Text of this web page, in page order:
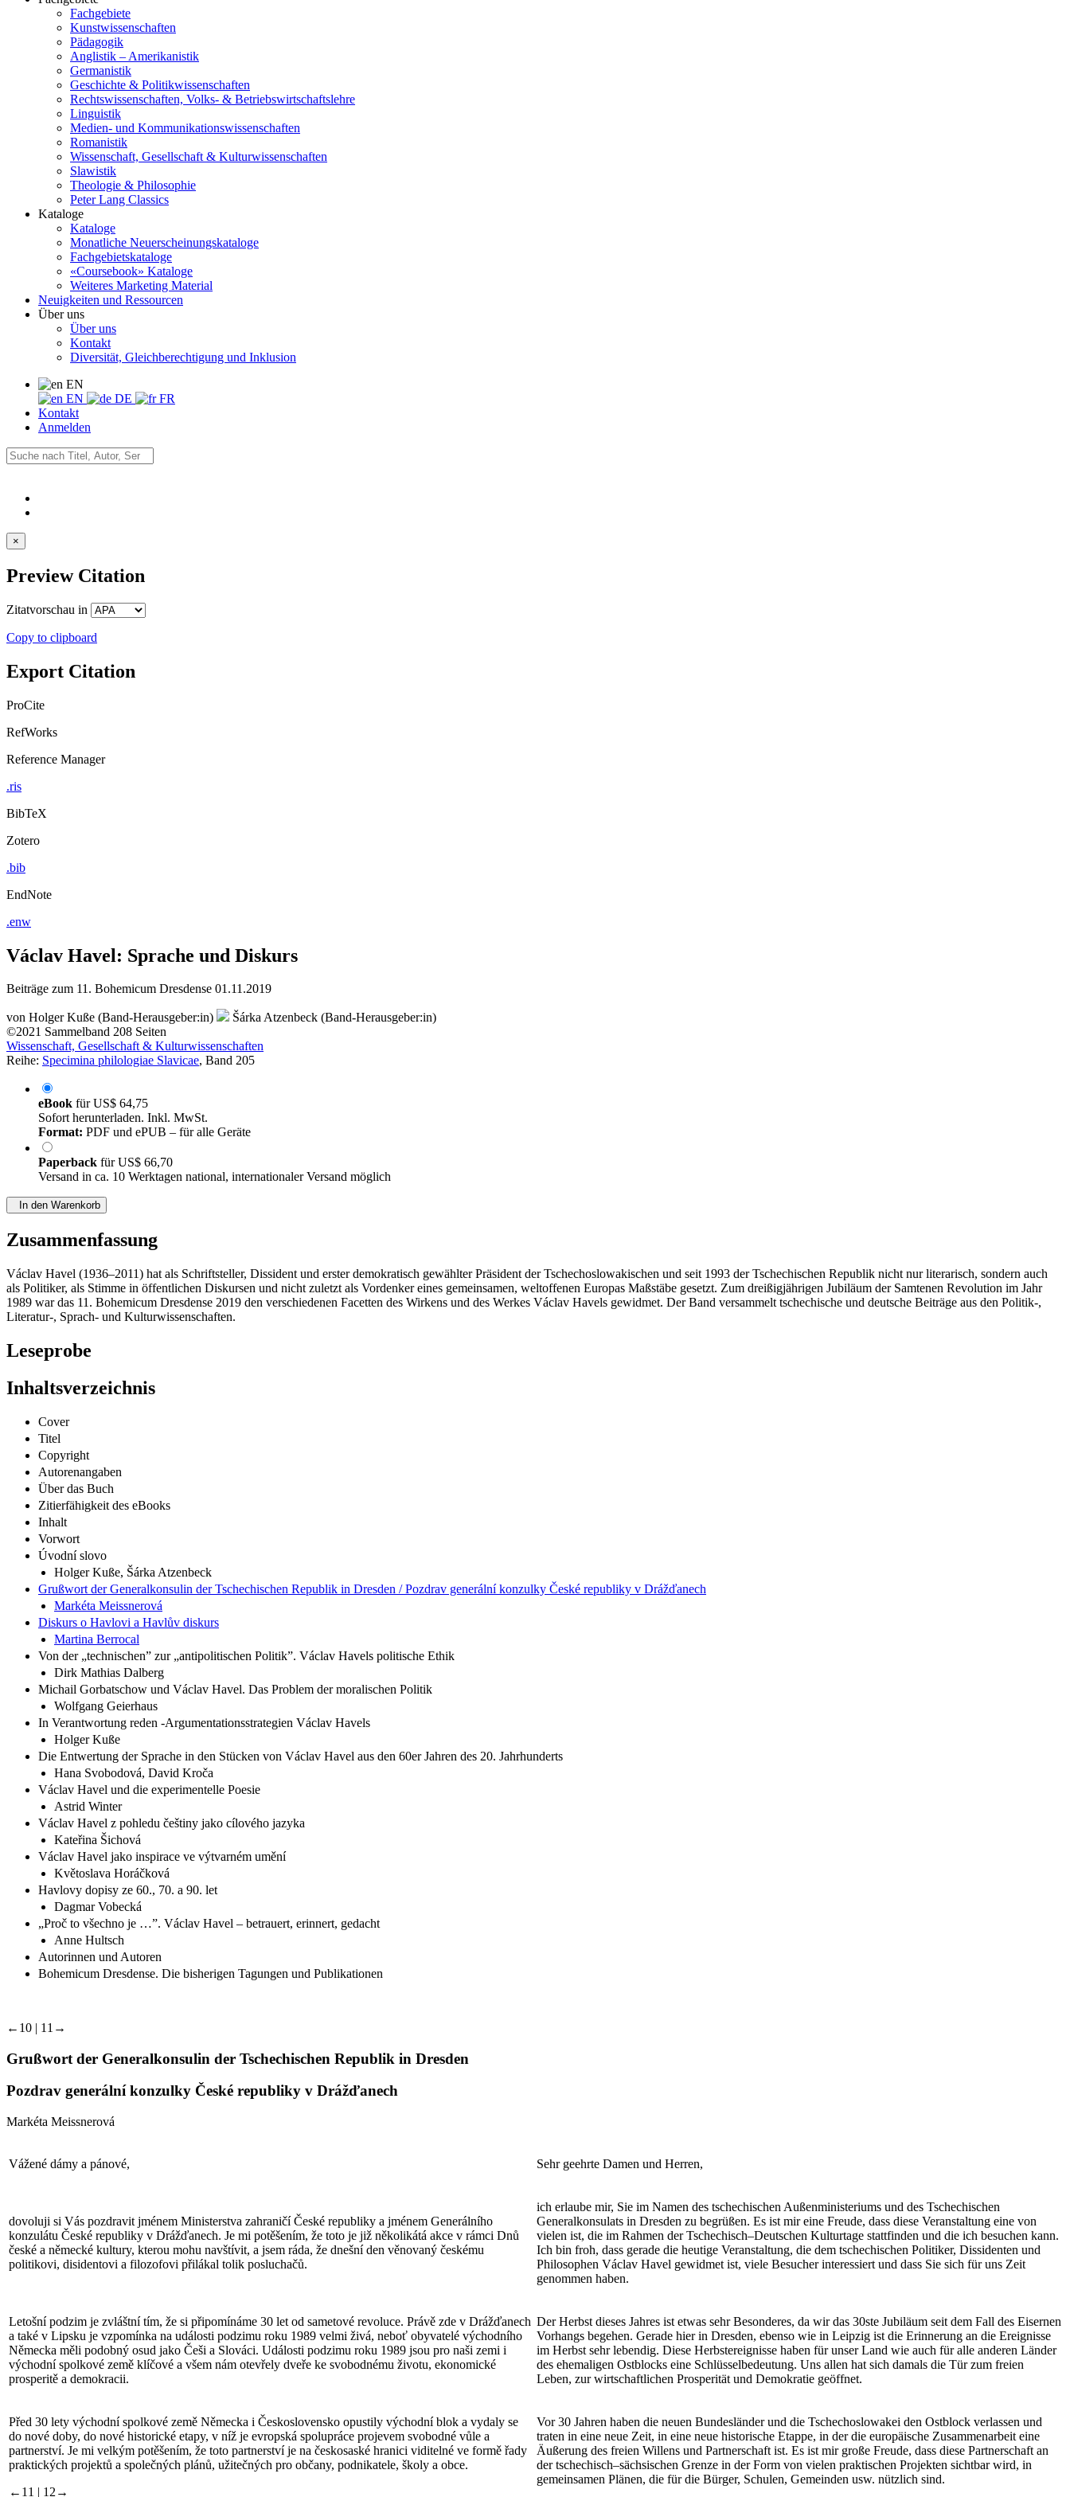
Fachgebiete
Kunstwissenschaften
Pädagogik
Anglistik – Amerikanistik
Germanistik
Geschichte & Politikwissenschaften
Rechtswissenschaften, Volks- & Betriebswirtschaftslehre
Linguistik
Medien- und Kommunikationswissenschaften
Romanistik
Wissenschaft, Gesellschaft & Kulturwissenschaften
Slawistik
Theologie & Philosophie
Peter Lang Classics
Kataloge
Kataloge
Monatliche Neuerscheinungskataloge
Fachgebietskataloge
«Coursebook» Kataloge
Weiteres Marketing Material
Neuigkeiten und Ressourcen
Über uns
Über uns
Kontakt
Diversität, Gleichberechtigung und Inklusion
EN
EN
DE
FR
Kontakt
Anmelden
×
Preview Citation
Zitatvorschau in
Copy to clipboard
Export Citation
ProCite
RefWorks
Reference Manager
.ris
BibTeX
Zotero
.bib
EndNote
.enw
Václav Havel: Sprache und Diskurs
Beiträge zum 11. Bohemicum Dresdense 01.11.2019
von Holger Kuße (Band-Herausgeber:in)
Šárka Atzenbeck (Band-Herausgeber:in)
©2021 Sammelband 208 Seiten
Wissenschaft, Gesellschaft & Kulturwissenschaften
Reihe: Specimina philologiae Slavicae, Band 205
eBook fürUS$ 64,75
Sofort herunterladen. Inkl. MwSt.
Format: PDF und ePUB – für alle Geräte
Paperback fürUS$ 66,70
Versand in ca. 10 Werktagen national, internationaler Versand möglich
In den Warenkorb
Zusammenfassung
Václav Havel (1936–2011) hat als Schriftsteller, Dissident und erster demokratisch gewählter Präsident der Tschechoslowakischen und seit 1993 der Tschechischen Republik nicht nur literarisch, sondern auch
als Politiker, als Stimme in öffentlichen Diskursen und nicht zuletzt als Vordenker eines gemeinsamen, weltoffenen Europas Maßstäbe gesetzt. Zum dreißigjährigen Jubiläum der Samtenen Revolution im Jahr
1989 war das 11. Bohemicum Dresdense 2019 den verschiedenen Facetten des Wirkens und des Werkes Václav Havels gewidmet. Der Band versammelt tschechische und deutsche Beiträge aus den Politik-,
Literatur-, Sprach- und Kulturwissenschaften.
Leseprobe
Inhaltsverzeichnis
Cover
Titel
Copyright
Autorenangaben
Über das Buch
Zitierfähigkeit des eBooks
Inhalt
Vorwort
Úvodní slovo
Holger Kuße, Šárka Atzenbeck
Grußwort der Generalkonsulin der Tschechischen Republik in Dresden / Pozdrav generální konzulky České republiky v Drážďanech
Markéta Meissnerová
Diskurs o Havlovi a Havlův diskurs
Martina Berrocal
Von der „technischen” zur „antipolitischen Politik”. Václav Havels politische Ethik
Dirk Mathias Dalberg
Michail Gorbatschow und Václav Havel. Das Problem der moralischen Politik
Wolfgang Geierhaus
In Verantwortung reden ‐Argumentationsstrategien Václav Havels
Holger Kuße
Die Entwertung der Sprache in den Stücken von Václav Havel aus den 60er Jahren des 20. Jahrhunderts
Hana Svobodová, David Kroča
Václav Havel und die experimentelle Poesie
Astrid Winter
Václav Havel z pohledu češtiny jako cílového jazyka
Kateřina Šichová
Václav Havel jako inspirace ve výtvarném umění
Květoslava Horáčková
Havlovy dopisy ze 60., 70. a 90. let
Dagmar Vobecká
„Proč to všechno je …”. Václav Havel – betrauert, erinnert, gedacht
Anne Hultsch
Autorinnen und Autoren
Bohemicum Dresdense. Die bisherigen Tagungen und Publikationen
←10 | 11→
Grußwort der Generalkonsulin der Tschechischen Republik in Dresden
Pozdrav generální konzulky České republiky v Drážďanech
Markéta Meissnerová
Vážené dámy a pánové, Sehr geehrte Damen und Herren,
dovoluji si Vás pozdravit jménem Ministerstva zahraničí České republiky a jménem Generálního
konzulátu České republiky v Drážďanech. Je mi potěšením, že toto je již několikátá akce v rámci Dnů
české a německé kultury, kterou mohu navštívit, a jsem ráda, že dnešní den věnovaný českému
politikovi, disidentovi a filozofovi přilákal tolik posluchačů.
ich erlaube mir, Sie im Namen des tschechischen Außenministeriums und des Tschechischen
Generalkonsulats in Dresden zu begrüßen. Es ist mir eine Freude, dass diese Veranstaltung eine von
vielen ist, die im Rahmen der Tschechisch–Deutschen Kulturtage stattfinden und die ich besuchen kann.
Ich bin froh, dass gerade die heutige Veranstaltung, die dem tschechischen Politiker, Dissidenten und
Philosophen Václav Havel gewidmet ist, viele Besucher interessiert und dass Sie sich für uns Zeit
genommen haben.
Letošní podzim je zvláštní tím, že si připomínáme 30 let od sametové revoluce. Právě zde v Drážďanech
a také v Lipsku je vzpomínka na události podzimu roku 1989 velmi živá, neboť obyvatelé východního
Německa měli podobný osud jako Češi a Slováci. Události podzimu roku 1989 jsou pro naši zemi i
východní spolkové země klíčové a všem nám otevřely dveře ke svobodnému životu, ekonomické
prosperitě a demokracii.
Der Herbst dieses Jahres ist etwas sehr Besonderes, da wir das 30ste Jubiläum seit dem Fall des Eisernen
Vorhangs begehen. Gerade hier in Dresden, ebenso wie in Leipzig ist die Erinnerung an die Ereignisse
im Herbst sehr lebendig. Diese Herbstereignisse haben für unser Land wie auch für alle anderen Länder
des ehemaligen Ostblocks eine Schlüsselbedeutung. Uns allen hat sich damals die Tür zum freien
Leben, zur wirtschaftlichen Prosperität und Demokratie geöffnet.
Před 30 lety východní spolkové země Německa i Československo opustily východní blok a vydaly se
do nové doby, do nové historické etapy, v níž je evropská spolupráce projevem svobodné vůle a
partnerství. Je mi velkým potěšením, že toto partnerství je na českosaské hranici viditelné ve formě řady
praktických projektů a společných plánů, užitečných pro občany, podnikatele, školy a obce.
←11 | 12→
Vor 30 Jahren haben die neuen Bundesländer und die Tschechoslowakei den Ostblock verlassen und
traten in eine neue Zeit, in eine neue historische Etappe, in der die europäische Zusammenarbeit eine
Äußerung des freien Willens und Partnerschaft ist. Es ist mir große Freude, dass diese Partnerschaft an
der tschechisch–sächsischen Grenze in der Form von vielen praktischen Projekten sichtbar wird, in
gemeinsamen Plänen, die für die Bürger, Schulen, Gemeinden usw. nützlich sind.